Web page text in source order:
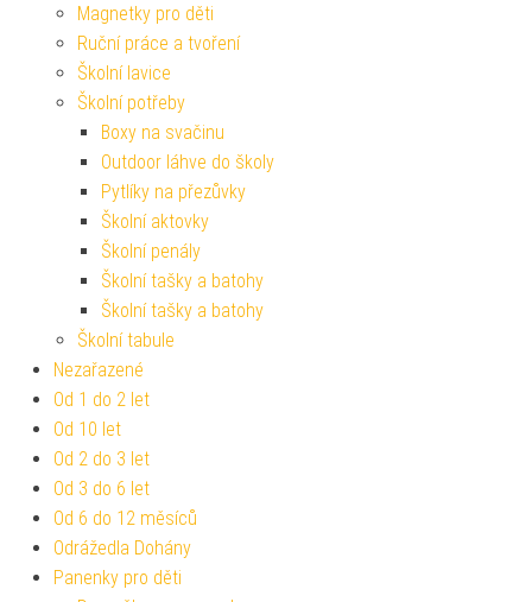
Magnetky pro děti
Ruční práce a tvoření
Školní lavice
Školní potřeby
Boxy na svačinu
Outdoor láhve do školy
Pytlíky na přezůvky
Školní aktovky
Školní penály
Školní tašky a batohy
Školní tašky a batohy
Školní tabule
Nezařazené
Od 1 do 2 let
Od 10 let
Od 2 do 3 let
Od 3 do 6 let
Od 6 do 12 měsíců
Odrážedla Dohány
Panenky pro děti